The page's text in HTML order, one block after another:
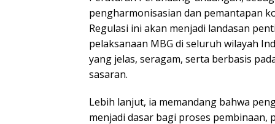
pengharmonisasian dan pemantapan
Regulasi ini akan menjadi landasan
pelaksanaan MBG di seluruh wilayah
yang jelas, seragam, serta berbasis
sasaran.
Lebih lanjut, ia memandang bahwa
menjadi dasar bagi proses pembinaan,